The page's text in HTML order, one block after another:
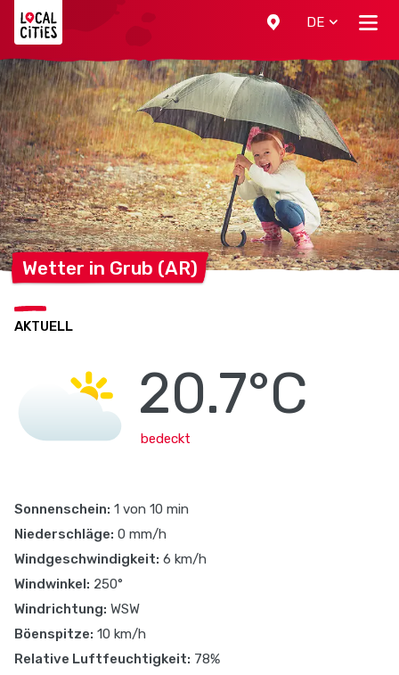
DE
Wetter in Grub (AR)
AKTUELL
20.7°C
bedeckt
Sonnenschein: 1 von 10 min
Niederschläge: 0 mm/h
Windgeschwindigkeit: 6 km/h
Windwinkel: 250°
Windrichtung: WSW
Böenspitze: 10 km/h
Relative Luftfeuchtigkeit: 78%